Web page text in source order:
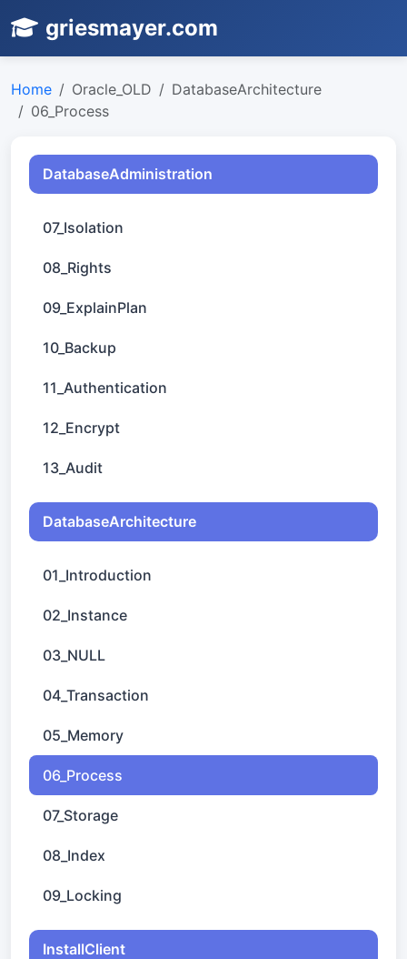
griesmayer.com
Home Oracle_OLD
DatabaseArchitecture
06_Process
DatabaseAdministration
07_Isolation
08_Rights
09_ExplainPlan
10_Backup
11_Authentication
12_Encrypt
13_Audit
DatabaseArchitecture
01_Introduction
02_Instance
03_NULL
04_Transaction
05_Memory
06_Process
07_Storage
08_Index
09_Locking
InstallClient